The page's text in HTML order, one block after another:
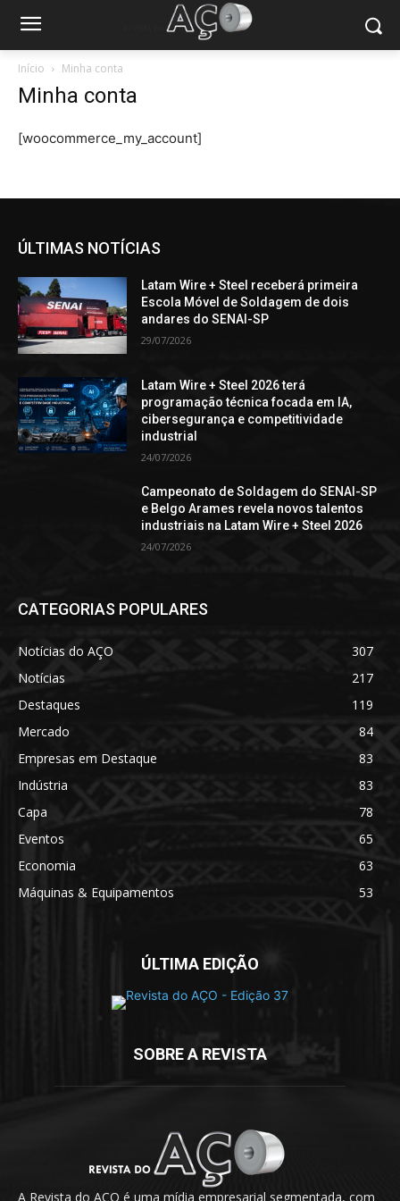
Início Minha conta
Minha conta
[woocommerce_my_account]
ÚLTIMAS NOTÍCIAS
Latam Wire + Steel receberá primeira
Escola Móvel de Soldagem de dois
andares do SENAI-SP
29/07/2026
Latam Wire + Steel 2026 terá
programação técnica focada em IA,
cibersegurança e competitividade
industrial
24/07/2026
Campeonato de Soldagem do SENAI-SP
e Belgo Arames revela novos talentos
industriais na Latam Wire + Steel 2026
24/07/2026
CATEGORIAS POPULARES
Notícias do AÇO
307
Notícias
217
Destaques
119
Mercado
84
Empresas em Destaque
83
Indústria
83
Capa
78
Eventos
65
Economia
63
Máquinas & Equipamentos
53
ÚLTIMA EDIÇÃO
SOBRE A REVISTA
A Revista do AÇO é uma mídia empresarial segmentada, com